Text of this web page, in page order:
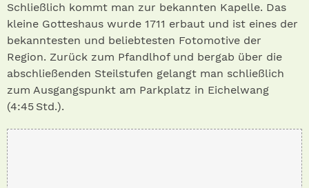
Schließlich kommt man zur bekannten Kapelle. Das
kleine Gotteshaus wurde 1711 erbaut und ist eines der
bekanntesten und beliebtesten Fotomotive der
Region. Zurück zum Pfandlhof und bergab über die
abschließenden Steilstufen gelangt man schließlich
zum Ausgangspunkt am Parkplatz in Eichelwang
(4:45 Std.).